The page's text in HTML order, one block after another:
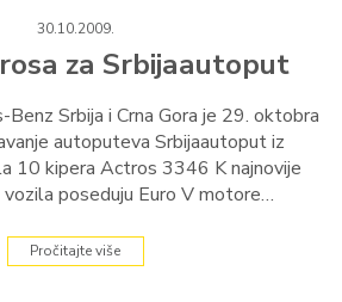
30.10.2009.
za Srbijaautoput
Benz Srbija i Crna Gora je 29. oktobra
autoputeva Srbijaautoput iz
10 kipera Actros 3346 K najnovije
vozila poseduju Euro V motore…
Pročitajte više